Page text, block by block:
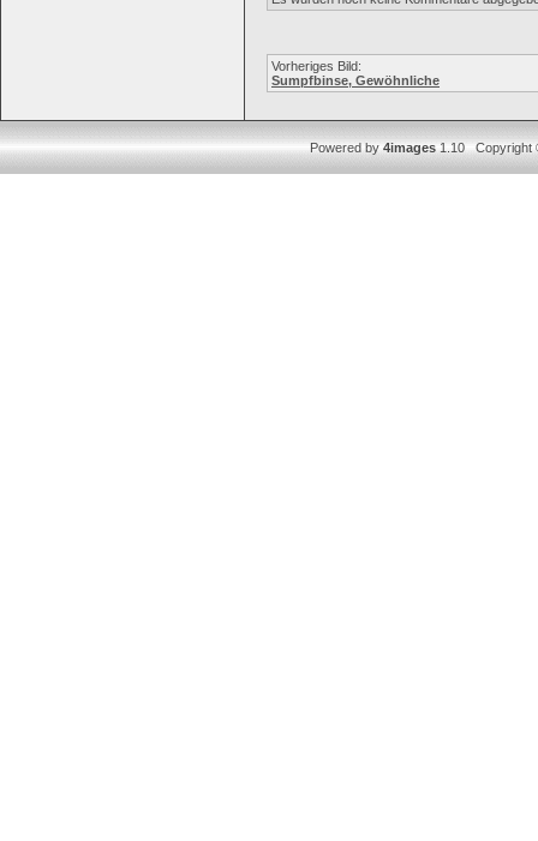
Vorheriges Bild:
Sumpfbinse, Gewöhnliche
Powered by4images1.10 Copyright